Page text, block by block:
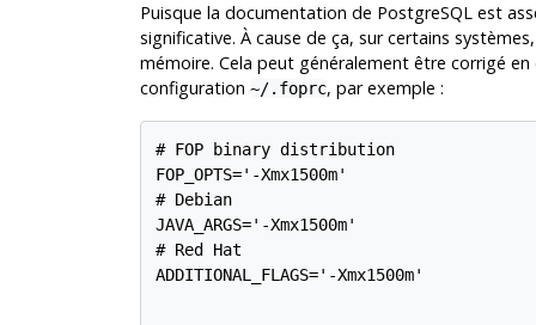
Puisque la documentation de PostgreSQL est
significative. À cause de ça, sur certains
mémoire. Cela peut généralement être corrigé
configuration ~/.foprc, par exemple :
# FOP binary distribution
FOP_OPTS='-Xmx1500m'
# Debian
JAVA_ARGS='-Xmx1500m'
# Red Hat
ADDITIONAL_FLAGS='-Xmx1500m'